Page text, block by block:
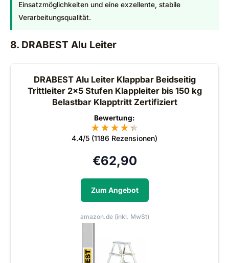
Einsatzmöglichkeiten und eine exzellente, stabile
Verarbeitungsqualität.
8. DRABEST Alu Leiter
DRABEST Alu Leiter Klappbar Beidseitig
Trittleiter 2x5 Stufen Klappleiter bis 150 kg
Belastbar Klapptritt Zertifiziert
Bewertung:
★★★★★
★
4.4/5 (1186 Rezensionen)
€62,90
Zum Angebot
amazon.de (inkl. MwSt)